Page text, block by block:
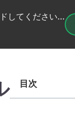
してください...
目次